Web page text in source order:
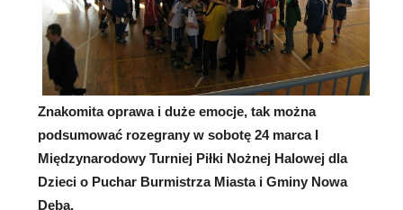
Znakomita oprawa i duże emocje, tak można
podsumować rozegrany w sobotę 24 marca I
Międzynarodowy Turniej Piłki Nożnej Halowej dla
Dzieci o Puchar Burmistrza Miasta i Gminy Nowa
Dęba.